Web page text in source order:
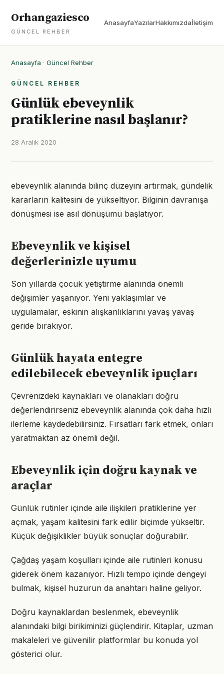
Orhangaziesco
GÜNCEL REHBER
AnasayfaYazılarHakkımızdaİletişim
Anasayfa · Güncel Rehber
GÜNCEL REHBER
Günlük ebeveynlik
pratiklerine nasıl başlanır?
28 Aralık 2020
ebeveynlik alanında bilinç düzeyini artırmak, gündelik
kararların kalitesini de yükseltiyor. Bilginin davranışa
dönüşmesi ise asıl dönüşümü başlatıyor.
Ebeveynlik ve kişisel
değerlerinizle uyumu
Son yıllarda çocuk yetiştirme alanında önemli
değişimler yaşanıyor. Yeni yaklaşımlar ve
uygulamalar, eskinin alışkanlıklarını yavaş yavaş
geride bırakıyor.
Günlük hayata entegre
edilebilecek ebeveynlik ipuçları
Çevrenizdeki kaynakları ve olanakları doğru
değerlendirirseniz ebeveynlik alanında çok daha hızlı
ilerleme kaydedebilirsiniz. Fırsatları fark etmek, onları
yaratmaktan az önemli değil.
Ebeveynlik için doğru kaynak ve
araçlar
Günlük rutinler içinde aile ilişkileri pratiklerine yer
açmak, yaşam kalitesini fark edilir biçimde yükseltir.
Küçük değişiklikler büyük sonuçlar doğurabilir.
Çağdaş yaşam koşulları içinde aile rutinleri konusu
giderek önem kazanıyor. Hızlı tempo içinde dengeyi
bulmak, kişisel huzurun da anahtarı haline geliyor.
Doğru kaynaklardan beslenmek, ebeveynlik
alanındaki bilgi birikiminizi güçlendirir. Kitaplar, uzman
makaleleri ve güvenilir platformlar bu konuda yol
gösterici olur.